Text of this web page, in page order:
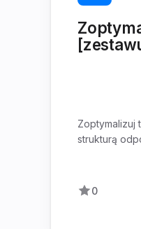
Zoptymalizuj
strukturą
0